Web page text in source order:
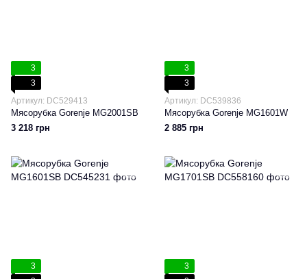
3
3
Артикул: DC529413
Мясорубка Gorenje MG2001SB
3 218 грн
3
3
Артикул: DC539836
Мясорубка Gorenje MG1601W
2 885 грн
3
3